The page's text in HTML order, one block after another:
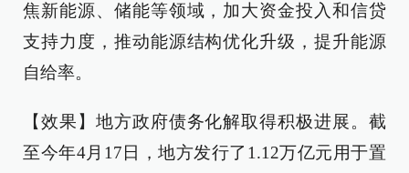
焦新能源、储能等领域，加大资金投入和信贷
支持力度，推动能源结构优化升级，提升能源
自给率。
【效果】地方政府债务化解取得积极进展。截
至今年4月17日，地方发行了1.12万亿元用于置